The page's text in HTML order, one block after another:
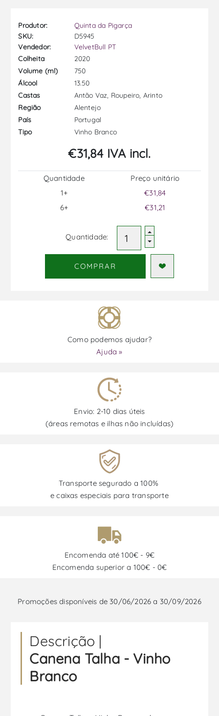
Produtor:
Quinta da Pigarça
SKU:
D5945
Vendedor:
VelvetBull PT
Colheita
2020
Volume (ml)
750
Álcool
13.50
Castas
Antão Vaz, Roupeiro, Arinto
Região
Alentejo
País
Portugal
Tipo
Vinho Branco
€31,84 IVA incl.
Quantidade
1+
6+
Preço unitário
€31,84
€31,21
Quantidade:
COMPRAR
Como podemos ajudar?
Ajuda »
Envio: 2-10 dias úteis
(áreas remotas e ilhas não incluídas)
Transporte segurado a 100%
e caixas especiais para transporte
Encomenda até 100€ - 9€
Encomenda superior a 100€ - 0€
Promoções disponíveis de 30/06/2026 a 30/09/2026
Descrição |
Canena Talha - Vinho
Branco